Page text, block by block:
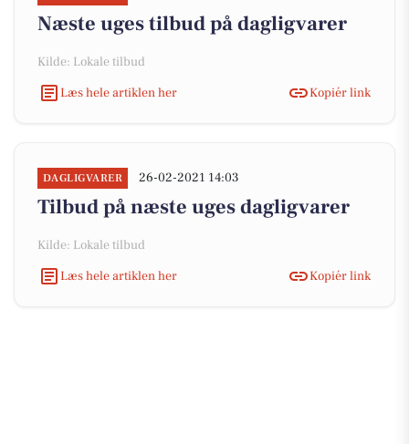
Næste uges tilbud på dagligvarer
Kilde: Lokale tilbud
Læs hele artiklen her
Kopiér link
DAGLIGVARER 26-02-2021 14:03
Tilbud på næste uges dagligvarer
Kilde: Lokale tilbud
Læs hele artiklen her
Kopiér link